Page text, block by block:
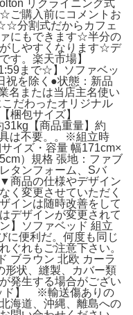
リクライニング式
購入前にコメントお
分割式だからカフェ
にもできます☆半分の
しやすくなります☆デ
す。楽天市場】
まで☆】ソファベッ
を除く●状態：新品
名または当店主名使い
だわったオリジナル
梱包サイズ】
【商品重量】約
は不要。。※組立時
イズ・容量 幅171cm×
）規格 張地：ファブ
タンフォーム、Sバ
商品の仕様やデザイン
く変更させていただく
インは随時改善をして
デザインが変更されて
】ソファベッド 組立
に便利だ。何度も同じ
ぐれもご注意下さい。
ブラウン 北欧 カーラ
形状、縫製、カバー類
発生する場合がござい
ド】 ※輸送傷ありの
海道、沖縄、離島への